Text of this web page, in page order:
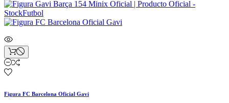
Figura FC Barcelona Oficial Gavi